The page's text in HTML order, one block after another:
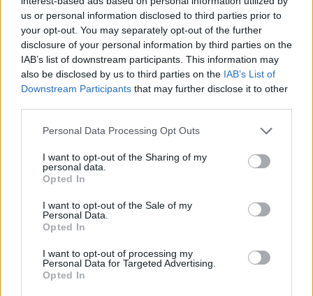
us or personal information disclosed to third parties prior to
your opt-out. You may separately opt-out of the further
disclosure of your personal information by third parties on the
IAB’s list of downstream participants. This information may
also be disclosed by us to third parties on the IAB’s List of
Downstream Participants that may further disclose it to other
Please note that this website/app uses one or more Google
not limited to your visit or usage behaviour. You may click to
grant or deny consent to Google and its third-party tags to
use your data for below specified purposes in below Google
consent section.
Personal Data Processing Opt Outs
I want to opt-out of the Sharing of my
personal data.
Opted In
I want to opt-out of the Sale of my
Personal Data.
Opted In
I want to opt-out of processing my
Personal Data for Targeted Advertising.
Opted In
Június 10, HBO GO, Big Little Lies második évad -
szereposztású dráma Reese Witherspoon és Nicole
Kidman főszereplésével.